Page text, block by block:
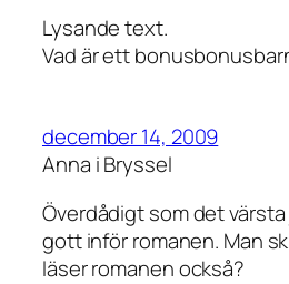
Lysande text.
Vad är ett
december 14, 2009
Anna i Bryssel
Överdådigt som det
gott inför romanen. Man
läser romanen också?